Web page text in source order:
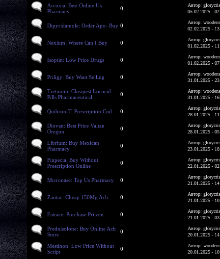
Arcoxia: Best Online Us
Pharmacy
0
Автор:
05.02.2025 -
Dipyridamole: Order Apo- Buy 0
Автор:
02.02.2025 -
Nexium: Where Can I Buy 0
Автор:
01.02.2025 -
Isoptin: Low Price Drugs 0
Автор:
01.02.2025 -
Priligy: Buy Want Selling 0
Автор:
31.01.2025 -
Tretinoin: Cheapest Locacid
Pills Pharmaceutical
0
Автор:
31.01.2025 -
Quibron-T: Prescription Cod 0
Автор:
28.01.2025 -
Diovan: Best Price Valtan
Oregon
0
Автор:
28.01.2025 -
Librium: Buy Mexican
Pharmacy
0
Автор:
23.01.2025 -
Finpecia: Buy Without
Prescription Online
0
Автор:
22.01.2025 -
Micronase: Top Us Pharmacy 0
Автор:
21.01.2025 -
Zantac: Cheap 150Mg Ach 0
Автор:
21.01.2025 -
Estrace: Purchase Prijzen 0
Автор:
21.01.2025 -
Prednisolone: Buy Online Ach
Store
0
Автор:
20.01.2025 -
Mestinon: Low Price Without
Script
0
Автор:
20.01.2025 -